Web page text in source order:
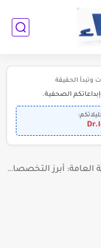
وتبدأ الحقيقة
الصحفية.
إلى الناجحين في الثانوية العامة: أبرز التخصصات المطلوبة للمستقبل (2030-2050)